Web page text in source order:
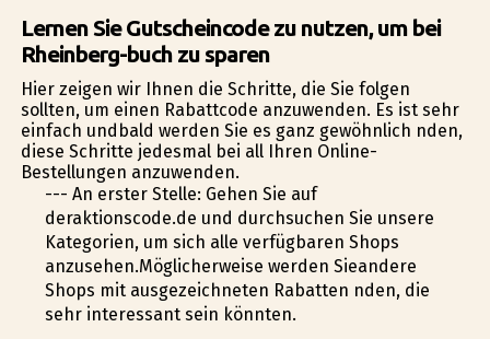
Lernen Sie Gutscheincode zu nutzen, um bei
Rheinberg-buch zu sparen
Hier zeigen wir Ihnen die Schritte, die Sie folgen
sollten, um einen Rabattcode anzuwenden. Es ist sehr
einfach undbald werden Sie es ganz gewöhnlich finden,
diese Schritte jedesmal bei all Ihren Online-
Bestellungen anzuwenden.
--- An erster Stelle: Gehen Sie auf
deraktionscode.de und durchsuchen Sie unsere
Kategorien, um sich alle verfügbaren Shops
anzusehen.Möglicherweise werden Sieandere
Shops mit ausgezeichneten Rabatten finden, die
sehr interessant sein könnten.